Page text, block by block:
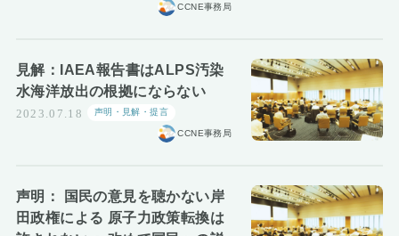
CCNE事務局
見解：IAEA報告書はALPS汚染
水海洋放出の根拠にならない
2023.07.18 声明・見解・提言
CCNE事務局
声明： 国民の意見を聴かない岸
田政権による 原子力政策転換は